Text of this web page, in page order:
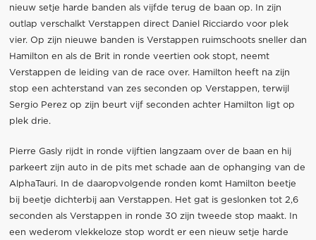
nieuw setje harde banden als vijfde terug de baan op. In zijn
outlap verschalkt Verstappen direct Daniel Ricciardo voor plek
vier. Op zijn nieuwe banden is Verstappen ruimschoots sneller dan
Hamilton en als de Brit in ronde veertien ook stopt, neemt
Verstappen de leiding van de race over. Hamilton heeft na zijn
stop een achterstand van zes seconden op Verstappen, terwijl
Sergio Perez op zijn beurt vijf seconden achter Hamilton ligt op
plek drie.
Pierre Gasly rijdt in ronde vijftien langzaam over de baan en hij
parkeert zijn auto in de pits met schade aan de ophanging van de
AlphaTauri. In de daaropvolgende ronden komt Hamilton beetje
bij beetje dichterbij aan Verstappen. Het gat is geslonken tot 2,6
seconden als Verstappen in ronde 30 zijn tweede stop maakt. In
een wederom vlekkeloze stop wordt er een nieuw setje harde